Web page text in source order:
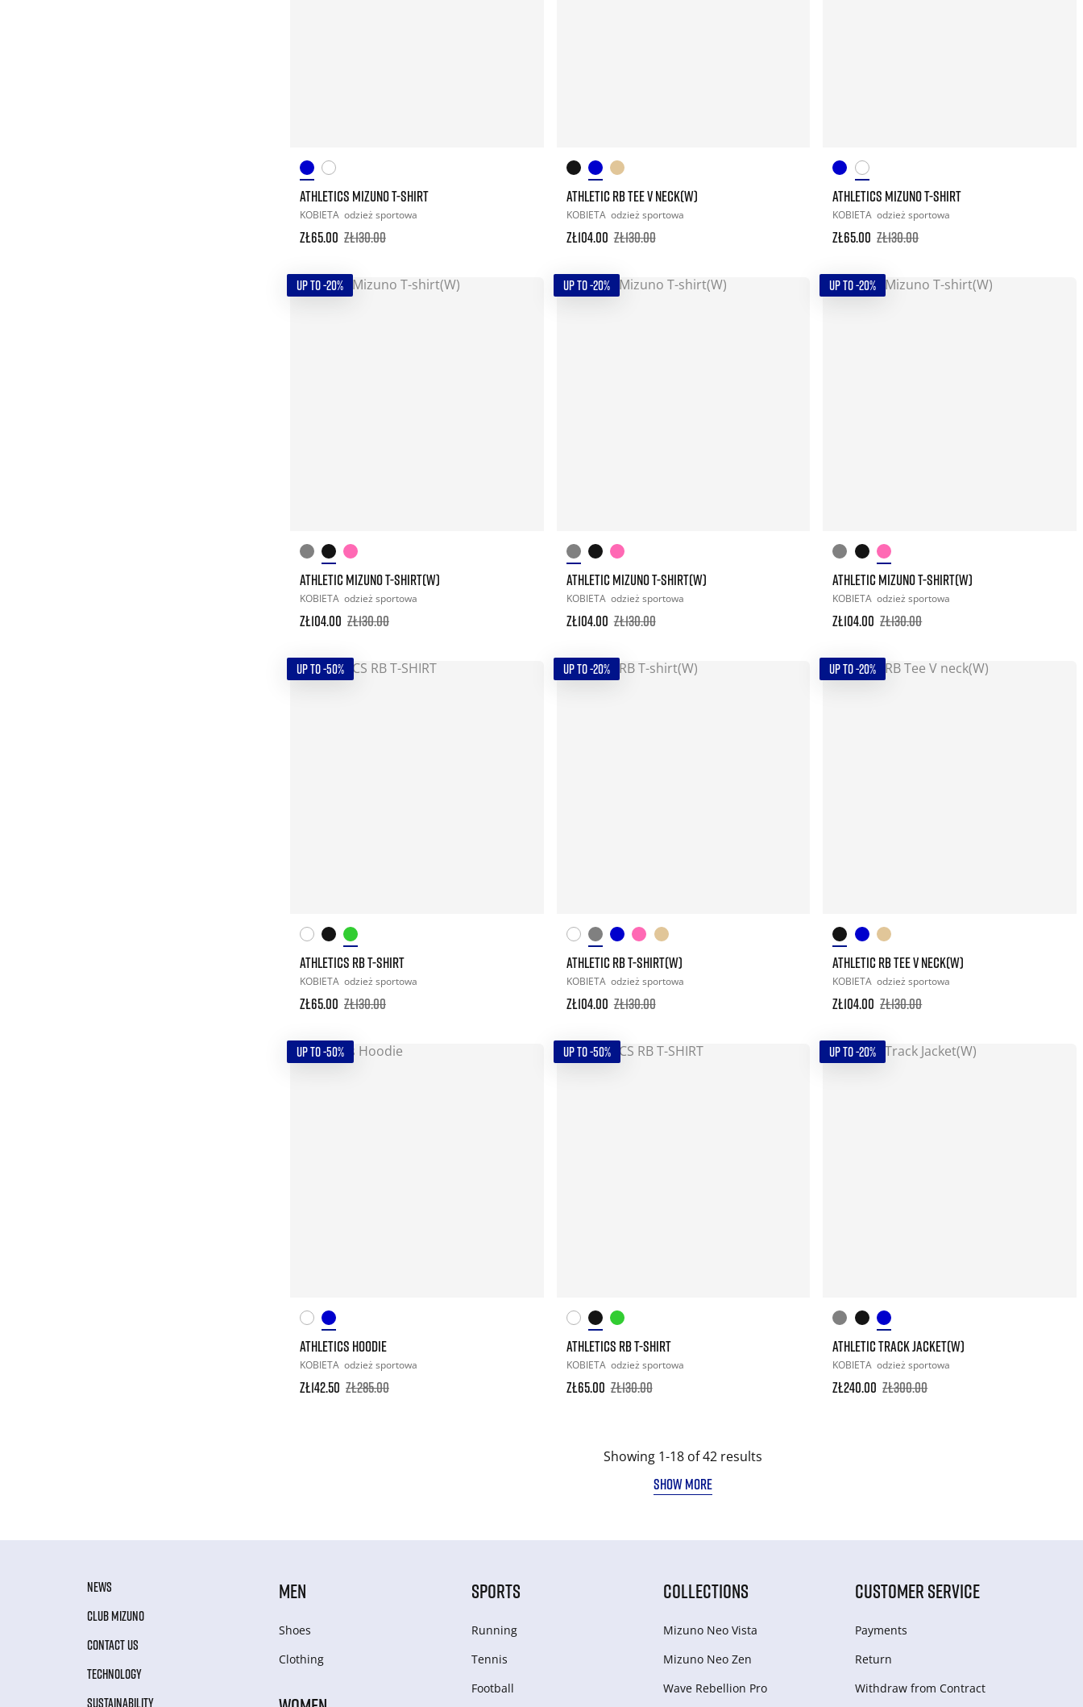
ATHLETICS MIZUNO T-SHIRT
KOBIETA odzież sportowa
zł65.00 zł130.00
ATHLETIC RB TEE V NECK(W)
KOBIETA odzież sportowa
zł104.00 zł130.00
ATHLETICS MIZUNO T-SHIRT
KOBIETA odzież sportowa
zł65.00 zł130.00
UP TO -20%
ATHLETIC MIZUNO T-SHIRT(W)
KOBIETA odzież sportowa
zł104.00 zł130.00
UP TO -20%
ATHLETIC MIZUNO T-SHIRT(W)
KOBIETA odzież sportowa
zł104.00 zł130.00
UP TO -20%
ATHLETIC MIZUNO T-SHIRT(W)
KOBIETA odzież sportowa
zł104.00 zł130.00
UP TO -50%
ATHLETICS RB T-SHIRT
KOBIETA odzież sportowa
zł65.00 zł130.00
UP TO -20%
ATHLETIC RB T-SHIRT(W)
KOBIETA odzież sportowa
zł104.00 zł130.00
UP TO -20%
ATHLETIC RB TEE V NECK(W)
KOBIETA odzież sportowa
zł104.00 zł130.00
UP TO -50%
ATHLETICS HOODIE
KOBIETA odzież sportowa
zł142.50 zł285.00
UP TO -50%
ATHLETICS RB T-SHIRT
KOBIETA odzież sportowa
zł65.00 zł130.00
UP TO -20%
ATHLETIC TRACK JACKET(W)
KOBIETA odzież sportowa
zł240.00 zł300.00
Showing 1-18 of 42 results
SHOW MORE
NEWS
CLUB MIZUNO
CONTACT US
TECHNOLOGY
SUSTAINABILITY
MEN
Shoes
Clothing
SPORTS
Running
Tennis
Football
COLLECTIONS
Mizuno Neo Vista
Mizuno Neo Zen
Wave Rebellion Pro
CUSTOMER SERVICE
Payments
Return
Withdraw from Сontract